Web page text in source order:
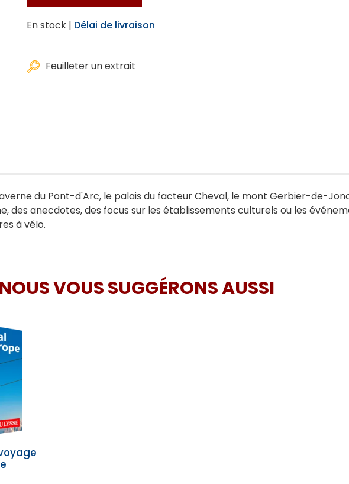
En stock | Délai de livraison
Feuilleter un extrait
du Pont-d'Arc, le palais du facteur Cheval, le mont Gerbier-de-
des anecdotes, des focus sur les établissements culturels ou les
à vélo.
NOUS VOUS SUGGÉRONS AUSSI